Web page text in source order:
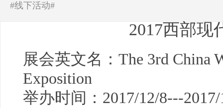
#线下活动#
2017西部现
展会英文名：The 3rd China
Exposition
举办时间：2017/12/8---2017/